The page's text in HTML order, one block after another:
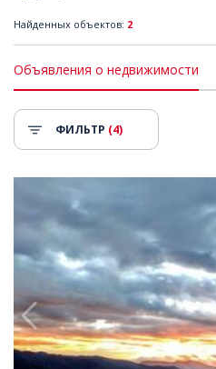
Найденных объектов: 2
Объявления о недвижимости
ФИЛЬТР (4)